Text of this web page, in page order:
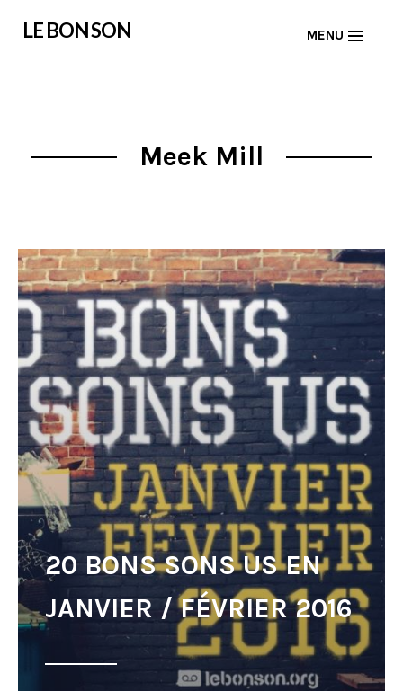
LE BON SON MENU
Meek Mill
20 BONS SONS US EN
JANVIER / FÉVRIER 2016